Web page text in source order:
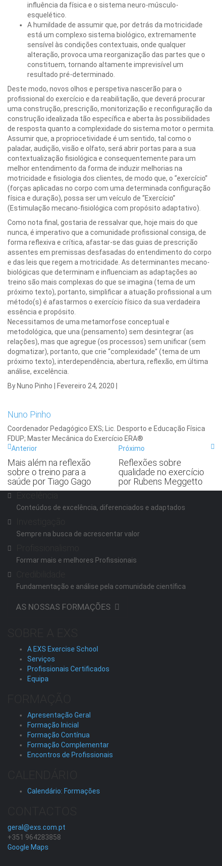
influência da física e o sistema neuro-músculo-
esquelético.
A humildade de assumir que, por detrás da motricidade
está um complexo sistema biológico, extremamente
sensível às condições contextuais, onde qualquer
alteração, provoca uma reorganização das partes que o
constituem, tornando altamente imprevisível um
resultado pré-determinado.
Deste modo, novos olhos e perspetiva nascerão para o
profissional do exercício e da reabilitação, que deverá procurar
uma construção, prescrição, monitorização e reconfiguração da
construção idealizada tão específica e aberta às possibilidades
de resposta quanto a complexidade do sistema motor o permita.
Assumir que, a propriocetividade é um sentido, tal como o
paladar, audição, visão e olfato, será abrir portas para a sua
contextualização fisiológica e consequentemente para um
melhor entendimento da forma de induzir melhorias na
motricidade e fisiologia dos clientes, de modo que, o “exercício”
(forças aplicadas no corpo com uma determinada configuração
física e duração), possa ser um veículo de “Exercício”
(Estimulação mecano-fisiológica com propósito adaptativo).
Como nota final, gostaria de ressalvar que, hoje mais do que
nunca, é imperativo que a comunidade profissional consiga, de
forma reflexiva e crítica, afastar-se das guias de prescrição
assentes em premissas desfasadas do entendimento do corpo
e das leis que regem a motricidade. As determinantes mecano-
biológicas que determinam e influenciam as adaptações ao
treino são mais complexas do que se imagina (tema de um
próximo texto), portanto, simplificar a atuação profissional a um
método(s) é afastarmos o exercício físico da sua verdadeira
essência e propósito.
Necessitamos de uma metamorfose conceptual e
metodológica, que una (pensamento) sem desintegrar (as
relações), mas que agregue (os processos) sem unificar (sem
dogmatizar), portanto, que crie “complexidade” (tema de um
próximo texto), interdependência, abertura, reflexão, em última
análise, excelência.
By Nuno Pinho
Fevereiro 24, 2020
Nuno Pinho
Coordenador Pedagógico EXS; Lic. Desporto e Educação Física
FDUP; Master Mecânica do Exercício ERA®
Anterior
Mais além na reflexão
sobre o treino para a
saúde por Tiago Gago
Próximo
Reflexões sobre
qualidade no exercício
por Rubens Meggetto
Conteúdos de excelência, diferenciados e adaptados
Sempre na busca de acrescentar valor
Formar mais e melhores Profissionais
Fundamentação e análise pela comunidade científica
AS NOSSAS FORMAÇÕES
A EXS Exercise School
Serviços
Profissionais Certificados
Equipa
Apresentação Geral
Formação Inicial
Formação Contínua
Formação Complementar
Encontros de Profissionais
Calendário: Formações
geral@exs.com.pt
+351 964283858
Google Maps